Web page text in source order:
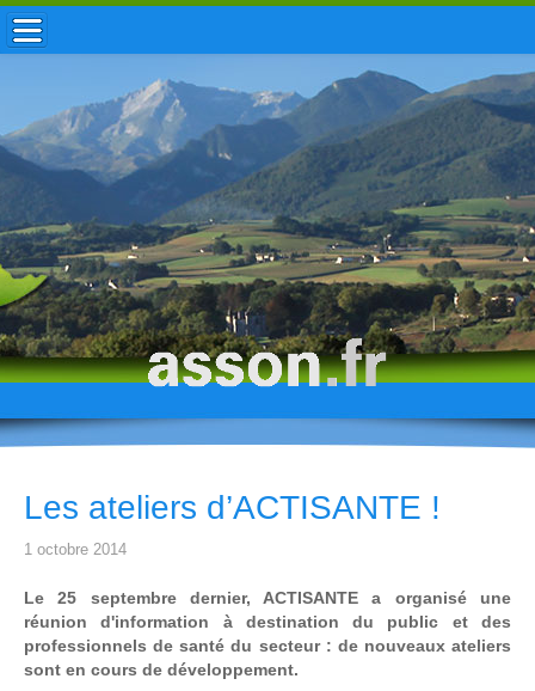
ACCUEIL / INFOS
MUNICIPALITÉ
VIE LOCALE
ENFANCE
TOURISME
HISTOIRE
Les ateliers d’ACTISANTE !
1 octobre 2014
Le 25 septembre dernier, ACTISANTE a organisé une
réunion d'information à destination du public et des
professionnels de santé du secteur : de nouveaux ateliers
sont en cours de développement.